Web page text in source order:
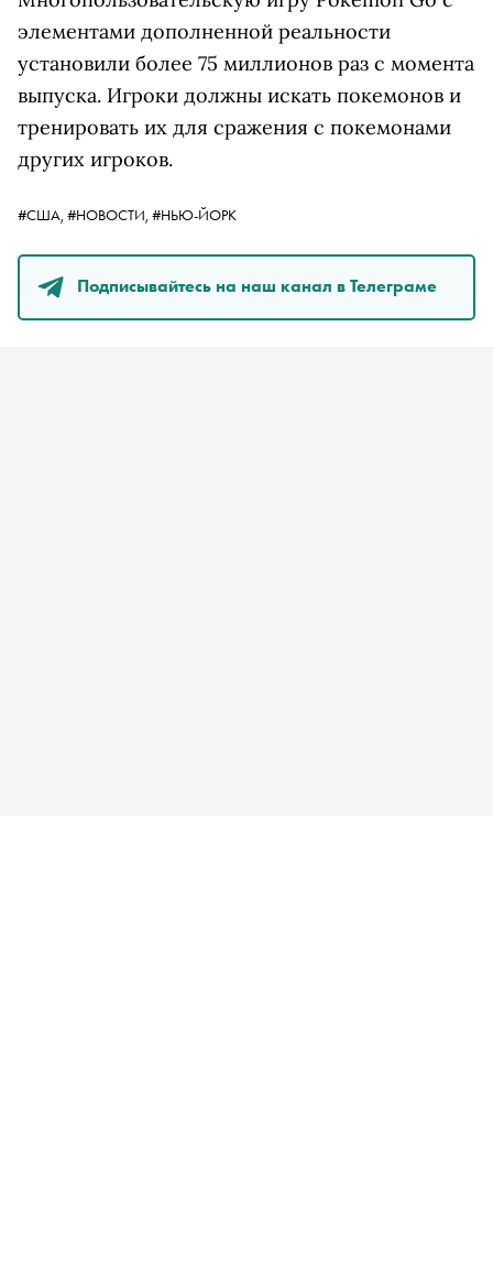
элементами дополненной реальности
установили более 75 миллионов раз с момента
выпуска. Игроки должны искать покемонов и
тренировать их для сражения с покемонами
других игроков.
#США, #НОВОСТИ, #НЬЮ-ЙОРК
Подписывайтесь на наш канал в Телеграме